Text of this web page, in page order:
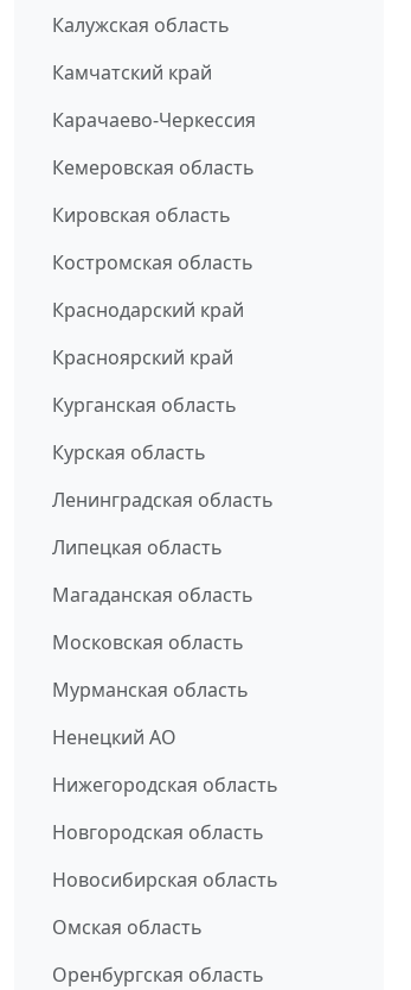
Калужская область
Камчатский край
Карачаево-Черкессия
Кемеровская область
Кировская область
Костромская область
Краснодарский край
Красноярский край
Курганская область
Курская область
Ленинградская область
Липецкая область
Магаданская область
Московская область
Мурманская область
Ненецкий АО
Нижегородская область
Новгородская область
Новосибирская область
Омская область
Оренбургская область